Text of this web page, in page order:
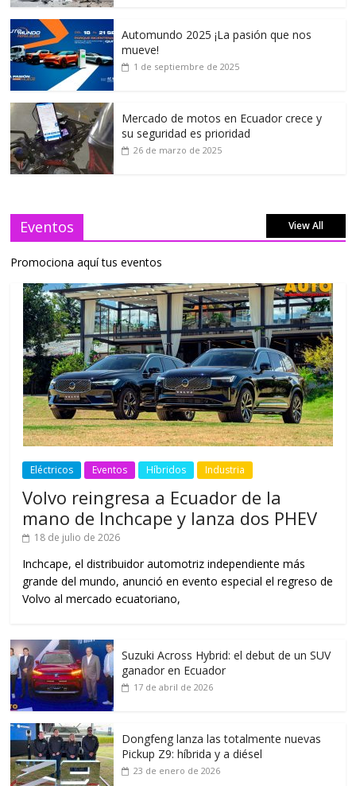
Automundo 2025 ¡La pasión que nos
mueve!
1 de septiembre de 2025
Mercado de motos en Ecuador crece y
su seguridad es prioridad
26 de marzo de 2025
Eventos View All
Promociona aquí tus eventos
Eléctricos Eventos Híbridos Industria
Volvo reingresa a Ecuador de la
mano de Inchcape y lanza dos PHEV
18 de julio de 2026
Inchcape, el distribuidor automotriz independiente más
grande del mundo, anunció en evento especial el regreso de
Volvo al mercado ecuatoriano,
Suzuki Across Hybrid: el debut de un SUV
ganador en Ecuador
17 de abril de 2026
Dongfeng lanza las totalmente nuevas
Pickup Z9: híbrida y a diésel
23 de enero de 2026